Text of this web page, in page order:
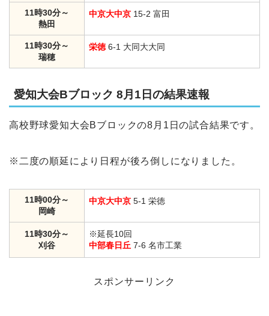
11時30分～
熱田
中京大中京 15-2 富田
11時30分～
瑞穂
栄徳 6-1 大同大大同
愛知大会Bブロック 8月1日の結果速報
高校野球愛知大会Bブロックの8月1日の試合結果です。
※二度の順延により日程が後ろ倒しになりました。
11時00分～
岡崎
中京大中京 5-1 栄徳
11時30分～
刈谷
※延長10回
中部春日丘 7-6 名市工業
スポンサーリンク